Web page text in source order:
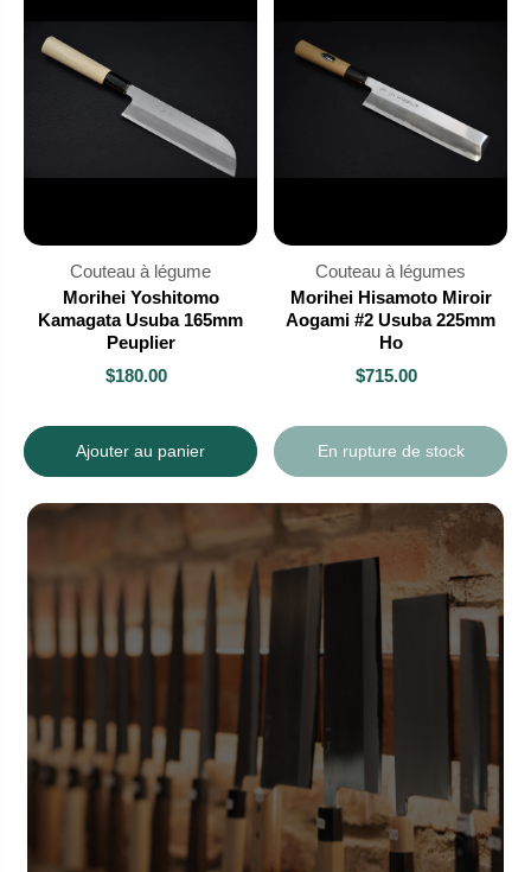
Couteau à légume
Morihei Yoshitomo
Kamagata Usuba 165mm
Peuplier
$180.00
Ajouter au panier
Couteau à légumes
Morihei Hisamoto Miroir
Aogami #2 Usuba 225mm
Ho
$715.00
En rupture de stock